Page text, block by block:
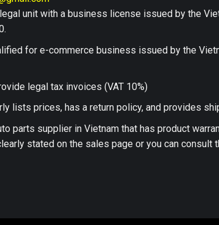
unit with a business license issued by the
for e-commerce business issued by the
legal tax invoices (VAT 10%)
lists prices, has a return policy, and provides
parts supplier in Vietnam that has product
stated on the sales page or you can